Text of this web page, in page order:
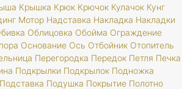
Крышка Крюк Крючок Кулачок Кунг
Мотор Надставка Накладка Накладки
Облицовка Обойма Ограждение
Основание Ось Отбойник Отопитель
Перегородка Передок Петля Печка
Подкрылки Подкрылок Подножка
Подставка Подушка Покрытие Полотно